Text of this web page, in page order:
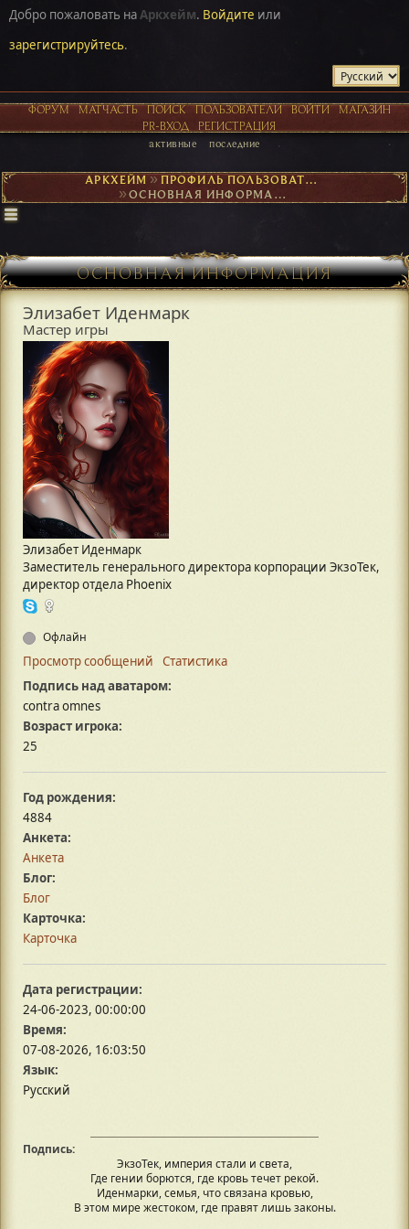
Добро пожаловать наАркхейм. Войдите или
зарегистрируйтесь.
ФОРУМ МАТЧАСТЬ ПОИСК ПОЛЬЗОВАТЕЛИ ВОЙТИ
МАГАЗИН
PR-ВХОД
РЕГИСТРАЦИЯ
активные последние
АРКХЕЙМ► ПРОФИЛЬ ПОЛЬЗОВАТЕЛЯ ЭЛИЗАБЕТ ИДЕНМАРК
► ОСНОВНАЯ ИНФОРМАЦИЯ
ОСНОВНАЯ ИНФОРМАЦИЯ
Элизабет Иденмарк
Мастер игры
Элизабет Иденмарк
Заместитель генерального директора корпорации ЭкзоТек,
директор отдела Phoenix
Офлайн
Просмотр сообщений
Статистика
Подпись над аватаром:
contra omnes
Возраст игрока:
25
Год рождения:
4884
Анкета:
Анкета
Блог:
Блог
Карточка:
Карточка
Дата регистрации:
24-06-2023, 00:00:00
Время:
07-08-2026, 16:03:50
Язык:
Русский
Подпись:
ЭкзоТек, империя стали и света,
Где гении борются, где кровь течет рекой.
Иденмарки, семья, что связана кровью,
В этом мире жестоком, где правят лишь законы.